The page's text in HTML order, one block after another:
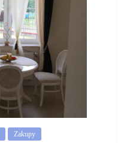
Zakupy